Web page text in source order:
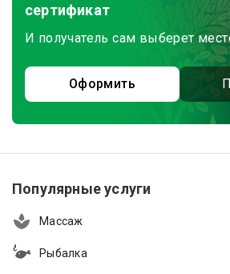
сертификат
И получатель сам выберет
Оформить
Популярные услуги
Массаж
Рыбалка